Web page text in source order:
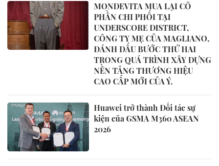
MONDEVITA MUA LẠI CỔ
PHẦN CHI PHỐI TẠI
UNDERSCORE DISTRICT,
CÔNG TY MẸ CỦA MAGLIANO,
ĐÁNH DẤU BƯỚC THỨ HAI
TRONG QUÁ TRÌNH XÂY DỰNG
NỀN TẢNG THƯƠNG HIỆU
CAO CẤP MỚI CỦA Ý.
Huawei trở thành Đối tác sự
kiện của GSMA M360 ASEAN
2026